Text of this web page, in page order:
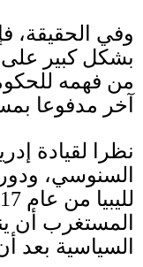
وفي الحقيقة،
بشكل كبير على
من فهمه
آخر مدفوعا
نظرا لقيادة
السنوسي،
لليبيا من عام
المستغرب أن
السياسية بعد